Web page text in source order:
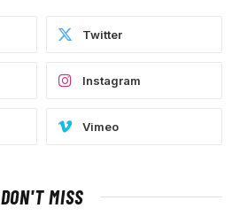
Twitter
Instagram
Vimeo
DON'T MISS